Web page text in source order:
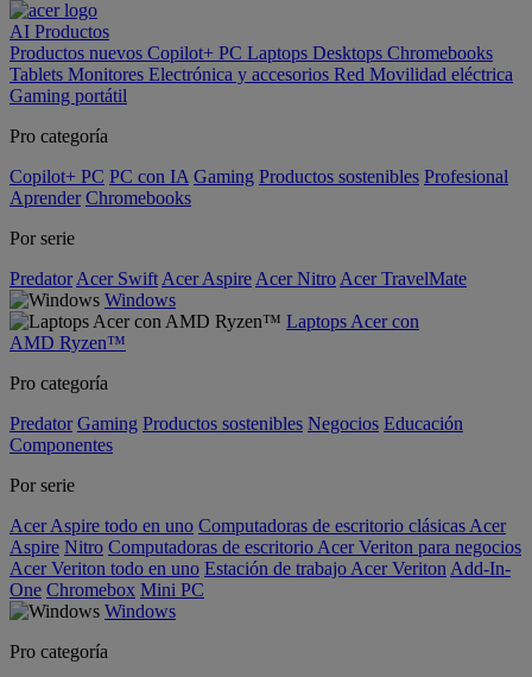
AI Productos
Productos nuevos Copilot+ PC Laptops Desktops Chromebooks
Tablets Monitores Electrónica y accesorios Red Movilidad eléctrica
Gaming portátil
Pro categoría
Copilot+ PC PC con IA Gaming Productos sostenibles Profesional
Aprender Chromebooks
Por serie
Predator Acer Swift Acer Aspire Acer Nitro Acer TravelMate
Windows
Laptops Acer con
AMD Ryzen™
Pro categoría
Predator Gaming Productos sostenibles Negocios Educación
Componentes
Por serie
Acer Aspire todo en uno Computadoras de escritorio clásicas Acer
Aspire Nitro Computadoras de escritorio Acer Veriton para negocios
Acer Veriton todo en uno Estación de trabajo Acer Veriton Add-In-
One Chromebox Mini PC
Windows
Pro categoría